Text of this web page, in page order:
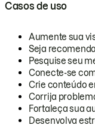
Casos de uso
Aumente sua
Seja
Pesquise seu
Conecte-se
Crie conteúdo
Corrija
Fortaleça sua
Desenvolva